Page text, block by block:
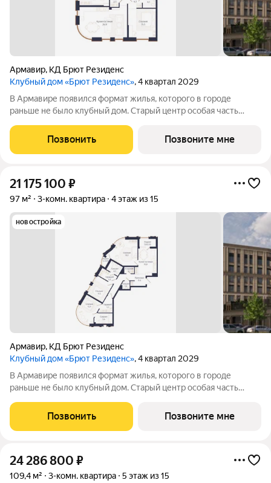
Армавир, КД Брют Резиденс
Клубный дом «Брют Резиденс», 4 квартал 2029
В Армавире появился формат жилья, которого в городе
раньше не было клубный дом. Старый центр особая часть
скверы, театр и школы в пешей доступности. Район, который
сформировался десятилетиями
Позвонить Позвоните мне
21 175 100 ₽
97 м² 3-комн. квартира 4 этаж из 15
новостройка
Армавир, КД Брют Резиденс
Клубный дом «Брют Резиденс», 4 квартал 2029
В Армавире появился формат жилья, которого в городе
раньше не было клубный дом. Старый центр особая часть
скверы, театр и школы в пешей доступности. Район, который
сформировался десятилетиями
Позвонить Позвоните мне
24 286 800 ₽
109,4 м² 3-комн. квартира 5 этаж из 15